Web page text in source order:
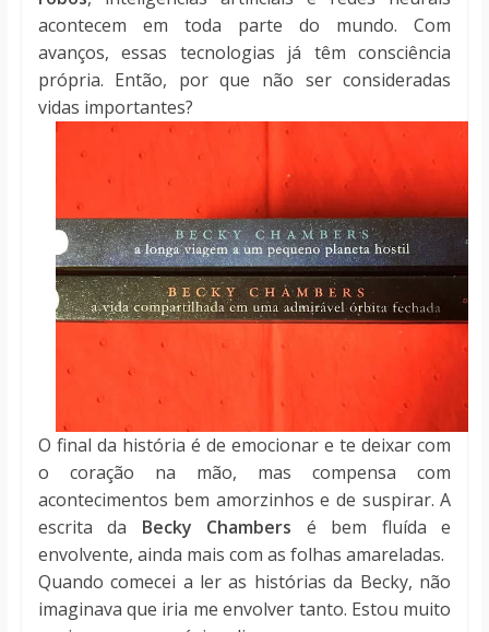
acontecem em toda parte do mundo. Com
avanços, essas tecnologias já têm consciência
própria. Então, por que não ser consideradas
vidas importantes?
O final da história é de emocionar e te deixar com
o coração na mão, mas compensa com
acontecimentos bem amorzinhos e de suspirar. A
escrita da Becky Chambers é bem fluída e
envolvente, ainda mais com as folhas amareladas.
Quando comecei a ler as histórias da Becky, não
imaginava que iria me envolver tanto. Estou muito